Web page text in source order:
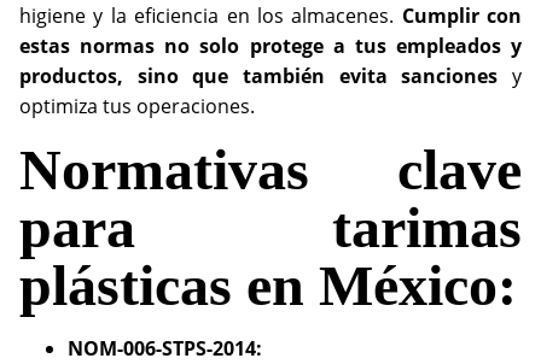
higiene y la eficiencia en los almacenes. Cumplir con
estas normas no solo protege a tus empleados y
productos, sino que también evita sanciones y
optimiza tus operaciones.
Normativas clave
para tarimas
plásticas en México:
NOM-006-STPS-2014: